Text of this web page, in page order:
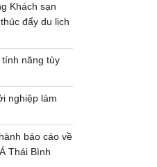
Khách sạn
đẩy du lịch
năng tùy
nghiệp làm
báo cáo về
Thái Bình